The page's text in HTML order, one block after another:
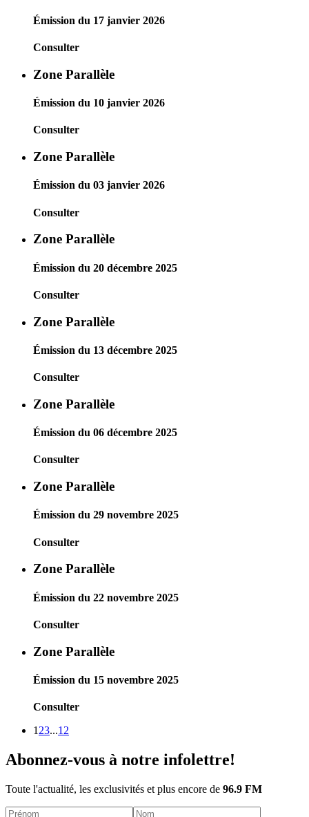
Émission du 17 janvier 2026
Consulter
Zone Parallèle
Émission du 10 janvier 2026
Consulter
Zone Parallèle
Émission du 03 janvier 2026
Consulter
Zone Parallèle
Émission du 20 décembre 2025
Consulter
Zone Parallèle
Émission du 13 décembre 2025
Consulter
Zone Parallèle
Émission du 06 décembre 2025
Consulter
Zone Parallèle
Émission du 29 novembre 2025
Consulter
Zone Parallèle
Émission du 22 novembre 2025
Consulter
Zone Parallèle
Émission du 15 novembre 2025
Consulter
1 23...12
Abonnez-vous à notre infolettre!
Toute l'actualité, les exclusivités et plus encore de 96.9 FM